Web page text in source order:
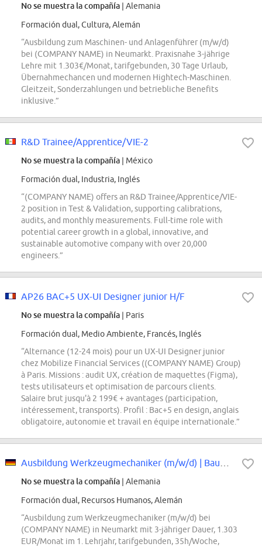
No se muestra la compañía | Alemania
Formación dual, Cultura, Alemán
“Ausbildung zum Maschinen- und Anlagenführer (m/w/d)
bei (COMPANY NAME) in Neumarkt. Praxisnahe 3-jährige
Lehre mit 1.303€/Monat, tarifgebunden, 30 Tage Urlaub,
Übernahmechancen und modernen Hightech-Maschinen.
Gleitzeit, Sonderzahlungen und betriebliche Benefits
inklusive.”
R&D Trainee/Apprentice/VIE-2
No se muestra la compañía | México
Formación dual, Industria, Inglés
“(COMPANY NAME) offers an R&D Trainee/Apprentice/VIE-
2 position in Test & Validation, supporting calibrations,
audits, and monthly measurements. Full-time role with
potential career growth in a global, innovative, and
sustainable automotive company with over 20,000
engineers.”
AP26 BAC+5 UX-UI Designer junior H/F
No se muestra la compañía | Paris
Formación dual, Medio Ambiente, Francés, Inglés
“Alternance (12-24 mois) pour un UX-UI Designer junior
chez Mobilize Financial Services ((COMPANY NAME) Group)
à Paris. Missions : audit UX, création de maquettes (Figma),
tests utilisateurs et optimisation de parcours clients.
Salaire brut jusqu'à 2 199€ + avantages (participation,
intéressement, transports). Profil : Bac+5 en design, anglais
obligatoire, autonomie et travail en équipe internationale.”
No se muestra la compañía | Alemania
Formación dual, Recursos Humanos, Alemán
“Ausbildung zum Werkzeugmechaniker (m/w/d) bei
(COMPANY NAME) in Neumarkt mit 3-jähriger Dauer, 1.303
EUR/Monat im 1. Lehrjahr, tarifgebunden, 35h/Woche,